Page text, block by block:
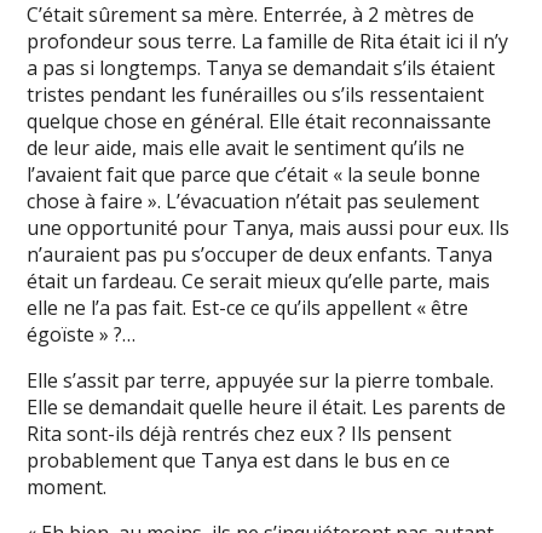
C’était sûrement sa mère. Enterrée, à 2 mètres de
profondeur sous terre. La famille de Rita était ici il n’y
a pas si longtemps. Tanya se demandait s’ils étaient
tristes pendant les funérailles ou s’ils ressentaient
quelque chose en général. Elle était reconnaissante
de leur aide, mais elle avait le sentiment qu’ils ne
l’avaient fait que parce que c’était « la seule bonne
chose à faire ». L’évacuation n’était pas seulement
une opportunité pour Tanya, mais aussi pour eux. Ils
n’auraient pas pu s’occuper de deux enfants. Tanya
était un fardeau. Ce serait mieux qu’elle parte, mais
elle ne l’a pas fait. Est-ce ce qu’ils appellent « être
égoïste » ?…
Elle s’assit par terre, appuyée sur la pierre tombale.
Elle se demandait quelle heure il était. Les parents de
Rita sont-ils déjà rentrés chez eux ? Ils pensent
probablement que Tanya est dans le bus en ce
moment.